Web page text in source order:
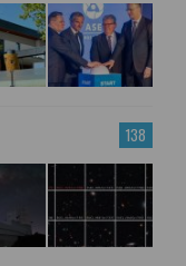
138